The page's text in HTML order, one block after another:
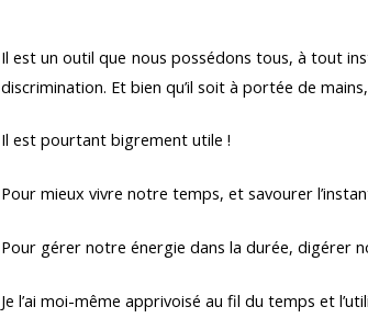
Il est un outil que nous possédons tous, à tout
discrimination. Et bien qu’il soit à portée de
Il est pourtant bigrement utile !
Pour mieux vivre notre temps, et savourer
Pour gérer notre énergie dans la durée, digérer
Je l’ai moi-même apprivoisé au fil du temps et